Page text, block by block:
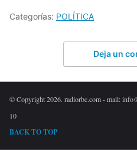
Categorías: POLÍTICA
Deja un
© Copyright 2026. radiorbc.com - mail:
10
BACK TO TOP